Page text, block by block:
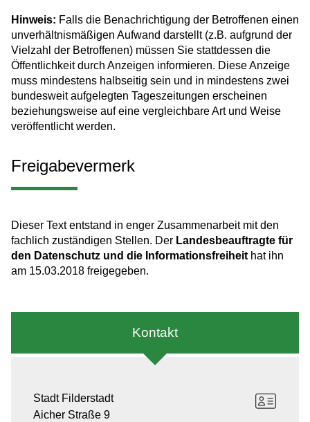
Hinweis: Falls die Benachrichtigung der Betroffenen einen
unverhältnismäßigen Aufwand darstellt (z.B. aufgrund der
Vielzahl der Betroffenen) müssen Sie stattdessen die
Öffentlichkeit durch Anzeigen informieren. Diese Anzeige
muss mindestens halbseitig sein und in mindestens zwei
bundesweit aufgelegten Tageszeitungen erscheinen
beziehungsweise auf eine vergleichbare Art und Weise
veröffentlicht werden.
Freigabevermerk
Dieser Text entstand in enger Zusammenarbeit mit den
fachlich zuständigen Stellen. Der Landesbeauftragte für
den Datenschutz und die Informationsfreiheit hat ihn
am 15.03.2018 freigegeben.
Kontakt
Stadt Filderstadt
Aicher Straße 9